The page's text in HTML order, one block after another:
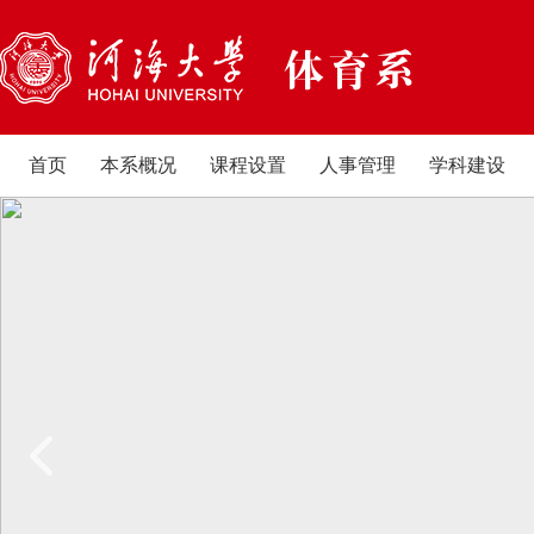
首页 本系概况 课程设置 人事管理 学科建设